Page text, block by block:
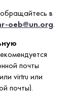
в
oeb@un.org.
почты
virtru или
почты).